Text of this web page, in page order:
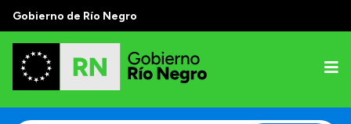
Gobierno de Río Negro